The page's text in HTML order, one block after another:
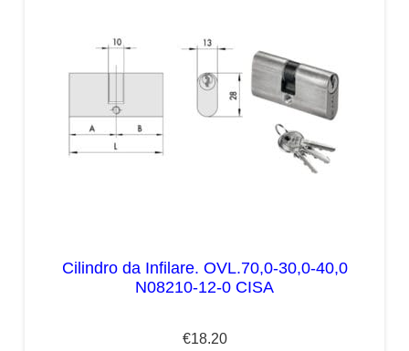
Cilindro da Infilare. OVL.70,0-30,0-40,0
N08210-12-0 CISA
€18.20